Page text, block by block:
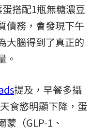
搭配1瓶無糖濃豆
債務，會發現下午
大腦得到了真正的
。
提及，早餐多攝
食慾明顯下降，蛋
蒙（GLP-1、